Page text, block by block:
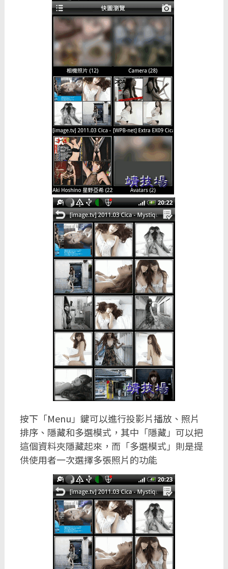
按下「Menu」鍵可以進行投影片播放、照片
排序、隱藏和多選模式，其中「隱藏」可以把
這個資料夾隱藏起來，而「多選模式」則是提
供使用者一次選擇多張照片的功能